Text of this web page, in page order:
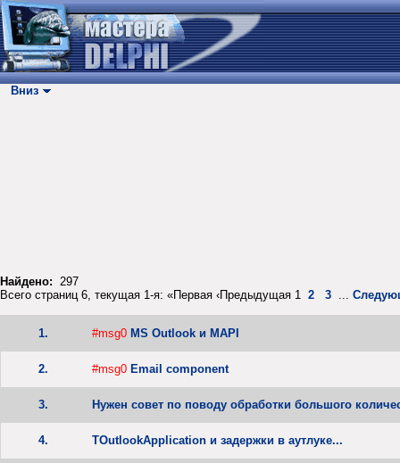
Вниз
Найдено: 297
Всего страниц 6, текущая 1-я: «Первая ‹Предыдущая 1 2 3 ...
1. #msg0 MS Outlook и MAPI
2. #msg0 Email component
3. Нужен совет по поводу обработки большого
4. TOutlookApplication и задержки в аутлуке...